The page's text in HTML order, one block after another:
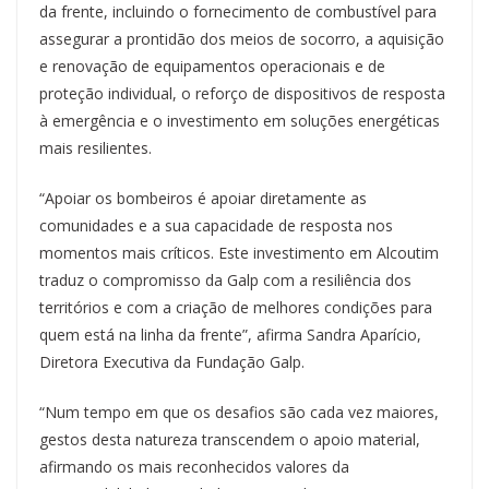
da frente, incluindo o fornecimento de combustível para
assegurar a prontidão dos meios de socorro, a aquisição
e renovação de equipamentos operacionais e de
proteção individual, o reforço de dispositivos de resposta
à emergência e o investimento em soluções energéticas
mais resilientes.
“Apoiar os bombeiros é apoiar diretamente as
comunidades e a sua capacidade de resposta nos
momentos mais críticos. Este investimento em Alcoutim
traduz o compromisso da Galp com a resiliência dos
territórios e com a criação de melhores condições para
quem está na linha da frente”, afirma Sandra Aparício,
Diretora Executiva da Fundação Galp.
“Num tempo em que os desafios são cada vez maiores,
gestos desta natureza transcendem o apoio material,
afirmando os mais reconhecidos valores da